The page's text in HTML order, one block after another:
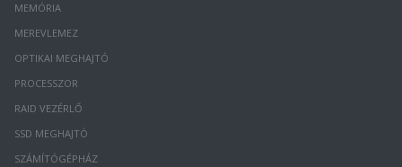
MEMÓRIA
MEREVLEMEZ
OPTIKAI MEGHAJTÓ
PROCESSZOR
RAID VEZÉRLŐ
SSD MEGHAJTÓ
SZÁMÍTÓGÉPHÁZ